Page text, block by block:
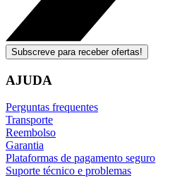
Subscreve para receber ofertas!
AJUDA
Perguntas frequentes
Transporte
Reembolso
Garantia
Plataformas de pagamento seguro
Suporte técnico e problemas